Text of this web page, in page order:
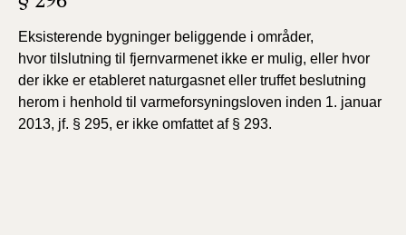
Eksisterende bygninger beliggende i områder,
hvor tilslutning til fjernvarmenet ikke er mulig, eller hvor
der ikke er etableret naturgasnet eller truffet beslutning
herom i henhold til varmeforsyningsloven inden 1. januar
2013, jf. § 295, er ikke omfattet af § 293.